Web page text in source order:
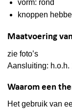
vorm: rond
knoppen
Maatvoering
zie foto’s
Aansluiting: h.o.h.
Waarom een
Het gebruik van